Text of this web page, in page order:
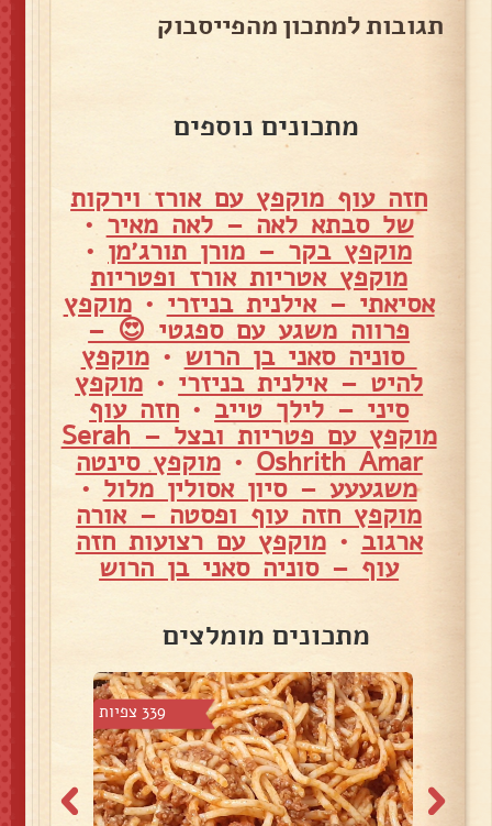
תגובות למתכון מהפייסבוק
מתכונים נוספים
חזה עוף מוקפץ עם אורז וירקות
של סבתא לאה – לאה מאיר •
מוקפץ בקר – מורן תורג׳מן •
מוקפץ אטריות אורז ופטריות
אסיאתי – אילנית בניזרי •מוקפץ
פרווה משגע עם ספגטי 😍 –
סוניה סאני בן הרוש •מוקפץ
להיט – אילנית בניזרי • מוקפץ
סיני – לילך טייב • חזה עוף
מוקפץ עם פטריות ובצל – Serah
Oshrith Amar
•מוקפץ סינטה
משגעעע – סיון אסולין מלול •
מוקפץ חזה עוף ופסטה – אורה
ארגוב •מוקפץ עם רצועות חזה
עוף – סוניה סאני בן הרוש
מתכונים מומלצים
339 צפיות